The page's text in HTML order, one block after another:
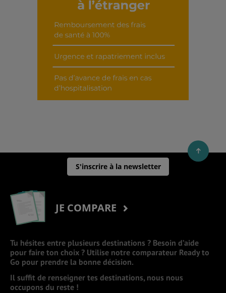
S'inscrire à la newsletter
JE COMPARE
Tu hésites entre plusieurs destinations ? Besoin d’aide
pour faire ton choix ? Utilise notre comparateur Ready to
Go pour prendre la bonne décision.
Il suffit de renseigner tes destinations, nous nous
occupons du reste !